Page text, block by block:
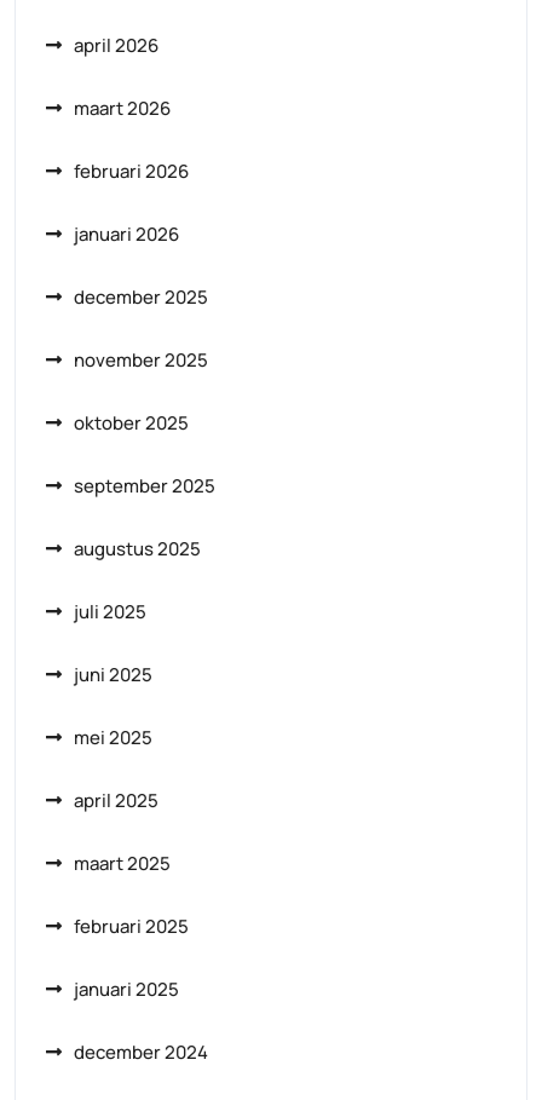
april 2026
maart 2026
februari 2026
januari 2026
december 2025
november 2025
oktober 2025
september 2025
augustus 2025
juli 2025
juni 2025
mei 2025
april 2025
maart 2025
februari 2025
januari 2025
december 2024